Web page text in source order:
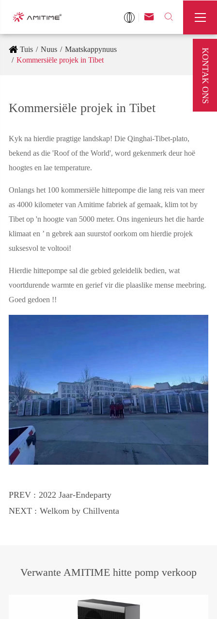
 

Tuis Nuus
Maatskappynuus
Kommersiële projek in Tibet
Kommersiële projek in Tibet
Kyk na hierdie pragtige landskap! Die Qinghai-Tibet-plato,
bekend as die 'Roof of the World', word gekenmerk deur hoë
hoogtes en lae temperature.
Onlangs het 100 kommersiële hittepompe die lang reis van meer
as 4000 kilometer van Amitime fabriek af gemaak, klim tot by
Tibet op 'n hoogte van 5000 meter. Ons ingenieurs het die harde
klimaat en ’ n gebrek aan suurstof oorkom om hierdie projek
suksesvol te voltooi!
Hierdie hittepompe sal die gebied geleidelik bedien, wat
voortdurende warmte en gerief vir die plaaslike mense meebring.
Goed gedoen !!
PREV : 2022 Jaar-Endeparty
NEXT : Welkom by Chillventa
Verwante AMITIME hitte pomp verkoop
KONTAK ONS